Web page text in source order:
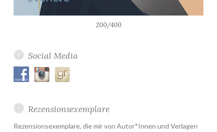
200/400
Social Media
Rezensionsexemplare
Rezensionsexemplare, die mir von Autor*Innen und Verlagen